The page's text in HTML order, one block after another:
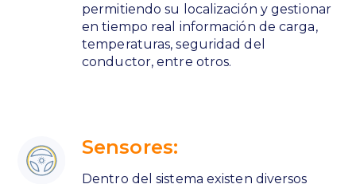
permitiendo su localización y gestionar
en tiempo real información de carga,
temperaturas, seguridad del
conductor, entre otros.
Sensores:
Dentro del sistema existen diversos